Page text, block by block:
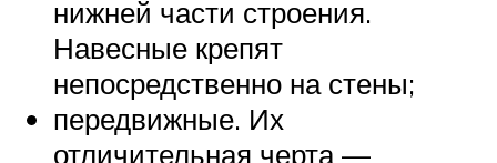
нижней части строения.
Навесные крепят
непосредственно на стены;
передвижные. Их
отличительная черта —